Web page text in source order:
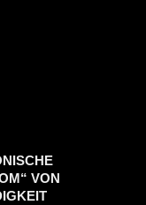
VON